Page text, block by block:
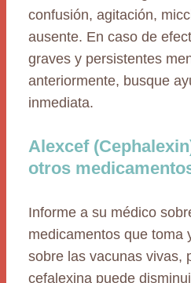
confusión, agitación,
ausente. En caso de
graves y persistentes
anteriormente, busque
inmediata.
Alexcef
otros
Informe a su médico
medicamentos que toma
sobre las vacunas vivas,
cefalexina puede